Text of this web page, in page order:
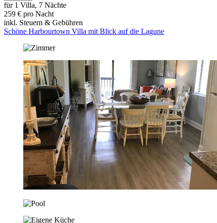
für 1 Villa, 7 Nächte
259 € pro Nacht
inkl. Steuern & Gebühren
Schöne Harbourtown Villa mit Blick auf die Lagune